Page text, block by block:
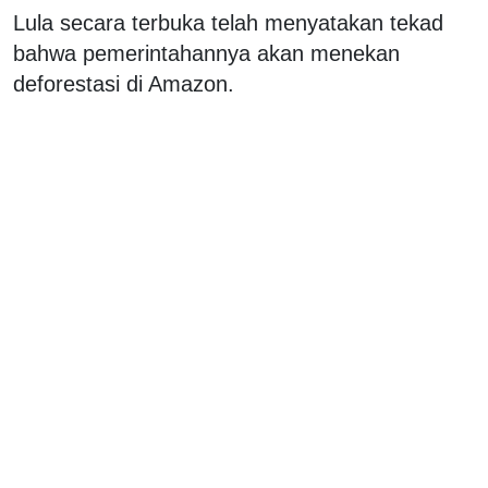
Lula secara terbuka telah menyatakan tekad
bahwa pemerintahannya akan menekan
deforestasi di Amazon.